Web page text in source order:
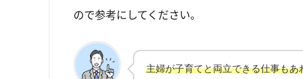
ので参考にしてください。
主婦が子育てと両立できる仕事も